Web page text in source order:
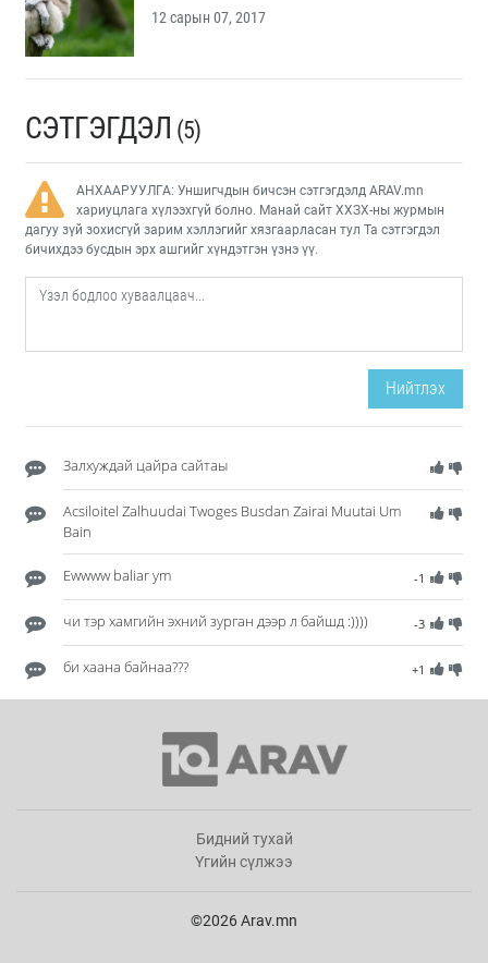
12 сарын 07, 2017
СЭТГЭГДЭЛ (5)
АНХААРУУЛГА: Уншигчдын бичсэн сэтгэгдэлд ARAV.mn
хариуцлага хүлээхгүй болно. Манай сайт ХХЗХ-ны журмын
дагуу зүй зохисгүй зарим хэллэгийг хязгаарласан тул Та сэтгэгдэл
бичихдээ бусдын эрх ашгийг хүндэтгэн үзнэ үү.
Нийтлэх
Залхуждай цайра сайтаы
Acsiloitel Zalhuudai Twoges Busdan Zairai Muutai Um
Bain
-1
Ewwww baliar ym
-3
чи тэр хамгийн эхний зурган дээр л байшд :))))
+1
би хаана байнаа???
Бидний тухай
Үгийн сүлжээ
©2026 Arav.mn